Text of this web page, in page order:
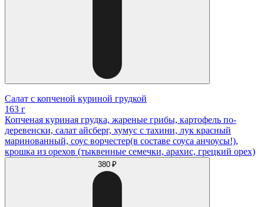
Салат с копченой куриной грудкой
163 г
Копченая куриная грудка, жареные грибы, картофель по-
деревенски, салат айсберг, хумус с тахини, лук красный
маринованный, соус ворчестер(в составе соуса анчоусы!),
крошка из орехов (тыквенные семечки, арахис, грецкий орех)
380 ₽